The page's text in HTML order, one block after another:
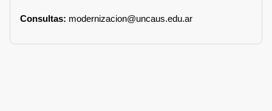
Consultas: modernizacion@uncaus.edu.ar